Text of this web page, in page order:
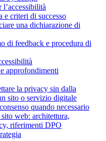
e criteri di successo
una dichiarazione di
di feedback e procedura di
approfondimenti
la privacy sin dalla
sito o servizio digitale
quando necessario
web: architettura,
riferimenti DPO